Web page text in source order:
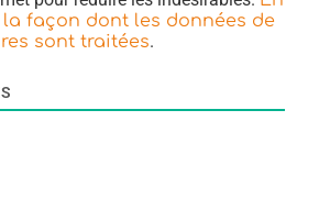
façon dont les données de
sont traitées.